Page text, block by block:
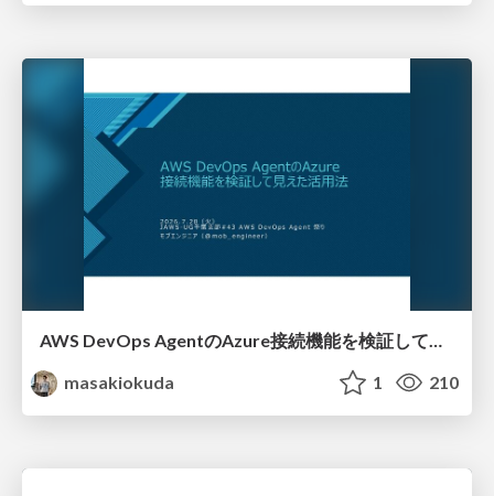
AWS DevOps AgentのAzure接続機能を検証して見えた活用法／Use Cases Verified for the AWS DevOps Agent's Azure Connectivity Feature
masakiokuda
1 210